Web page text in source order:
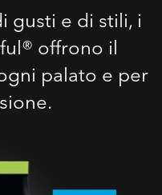
gusti e di stili, i
offrono il
palato e per
Salati